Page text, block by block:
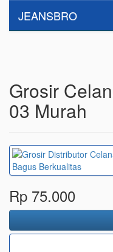
JEANSBRO
Grosir
03 Murah
Rp 75.000